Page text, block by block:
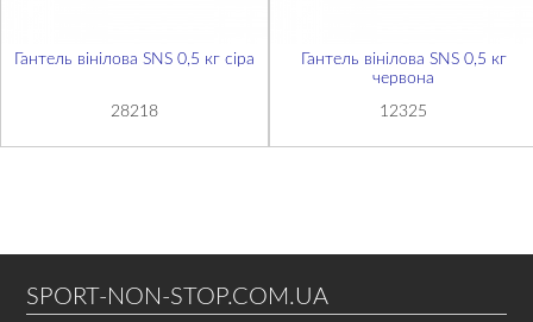
Гантель вінілова SNS 0,5 кг сіра
28218
Гантель вінілова SNS 0,5 кг
червона
12325
SPORT-NON-STOP.COM.UA